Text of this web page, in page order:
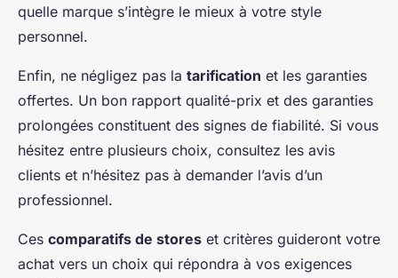
quelle marque s’intègre le mieux à votre style
personnel.
Enfin, ne négligez pas la tarification et les garanties
offertes. Un bon rapport qualité-prix et des garanties
prolongées constituent des signes de fiabilité. Si vous
hésitez entre plusieurs choix, consultez les avis
clients et n’hésitez pas à demander l’avis d’un
professionnel.
Ces comparatifs de stores et critères guideront votre
achat vers un choix qui répondra à vos exigences